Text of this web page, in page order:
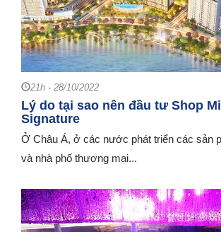
21h - 28/10/2022
Lý do tại sao nên đầu tư Shop
Signature
Ở Châu Á, ở các nước phát triển các sản
và nhà phố thương mại...